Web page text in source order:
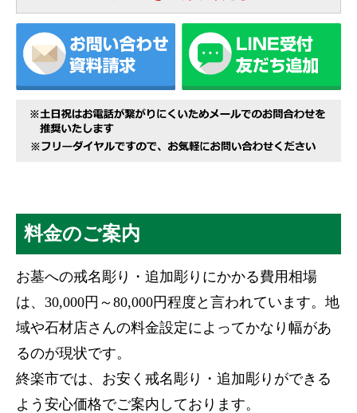
料金のご案内
お墓への戒名彫り・追加彫りにかかる費用相場
は、30,000円～80,000円程度と言われています。地
域や石材店さんの料金設定によってかなり幅があ
るのが現状です。
終楽市では、お安く戒名彫り・追加彫りができる
よう安心価格でご案内しております。